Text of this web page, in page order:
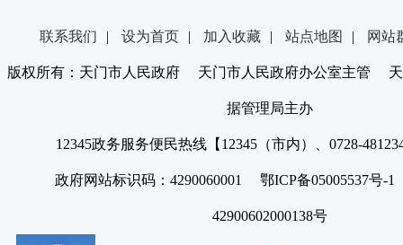
联系我们 | 设为首页 | 加入收藏 | 站点地图 | 网站
版权所有：天门市人民政府 天门市人民政府办公室主管 天
据管理局主办
12345政务服务便民热线【12345（市内）、0728-
政府网站标识码：4290060001 鄂ICP备05005537号
42900602000138号